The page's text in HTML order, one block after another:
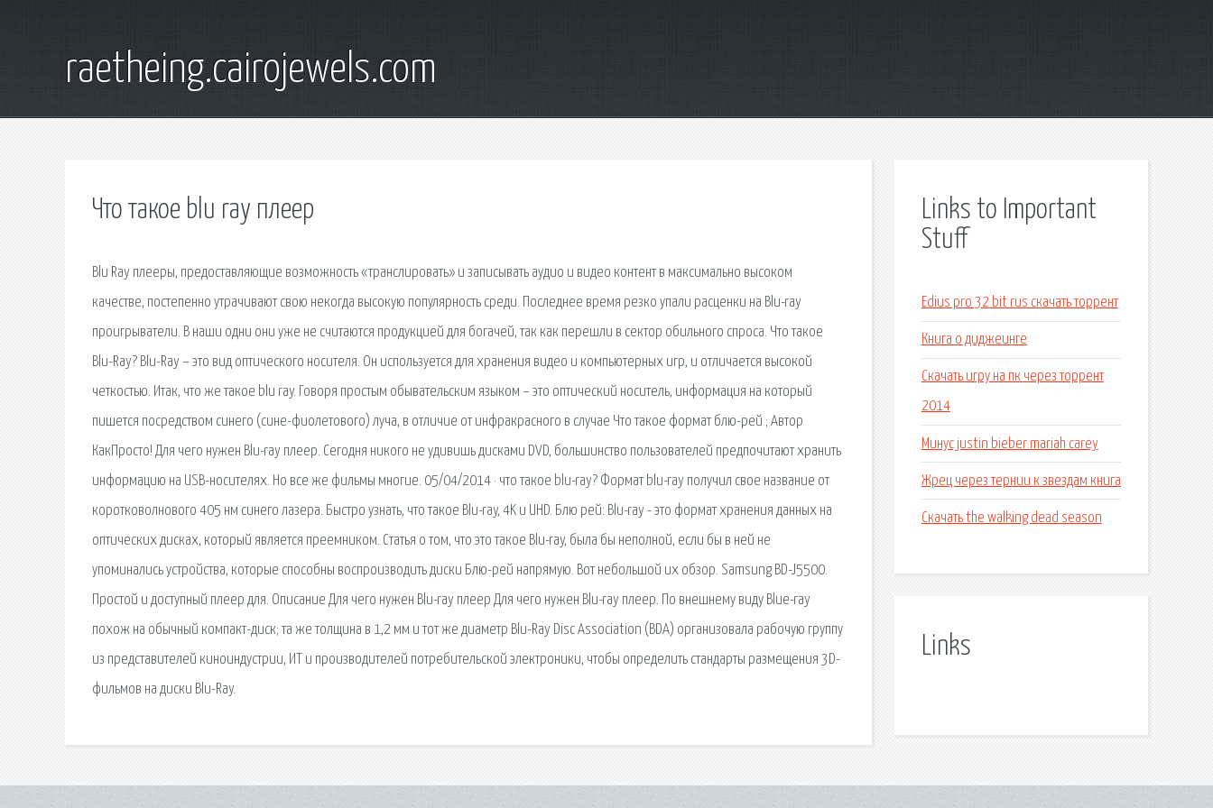
raetheing.cairojewels.com
Что такое blu ray плеер
Blu Ray плееры, предоставляющие возможность «транслировать» и записывать аудио и видео контент в максимально высоком
качестве, постепенно утрачивают свою некогда высокую популярность среди. Последнее время резко упали расценки на Blu-ray
проигрыватели. В наши одни они уже не считаются продукцией для богачей, так как перешли в сектор обильного спроса. Что такое
Blu-Ray? Blu-Ray – это вид оптического носителя. Он используется для хранения видео и компьютерных игр, и отличается высокой
четкостью. Итак, что же такое blu ray. Говоря простым обывательским языком – это оптический носитель, информация на который
пишется посредством синего (сине-фиолетового) луча, в отличие от инфракрасного в случае Что такое формат блю-рей ; Автор
КакПросто! Для чего нужен Blu-ray плеер. Сегодня никого не удивишь дисками DVD, большинство пользователей предпочитают хранить
информацию на USB-носителях. Но все же фильмы многие. 05/04/2014 · что такое blu-ray? Формат blu-ray получил свое название от
коротковолнового 405 нм синего лазера. Быстро узнать, что такое Blu-ray, 4K и UHD. Блю рей: Blu-ray - это формат хранения данных на
оптических дисках, который является преемником. Статья о том, что это такое Blu-ray, была бы неполной, если бы в ней не
упоминались устройства, которые способны воспроизводить диски Блю-рей напрямую. Вот небольшой их обзор. Samsung BD-J5500.
Простой и доступный плеер для. Описание Для чего нужен Blu-ray плеер Для чего нужен Blu-ray плеер. По внешнему виду Blue-ray
похож на обычный компакт-диск; та же толщина в 1,2 мм и тот же диаметр Blu-Ray Disc Association (BDA) организовала рабочую группу
из представителей киноиндустрии, ИТ и производителей потребительской электроники, чтобы определить стандарты размещения 3D-
фильмов на диски Blu-Ray.
Links to Important
Stuff
Edius pro 32 bit rus скачать торрент
Книга о диджеинге
Скачать игру на пк через торрент
2014
Минус justin bieber mariah carey
Жрец через тернии к звездам книга
Скачать the walking dead season
Links